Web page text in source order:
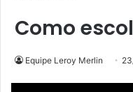
Como
Equipe Leroy Merlin